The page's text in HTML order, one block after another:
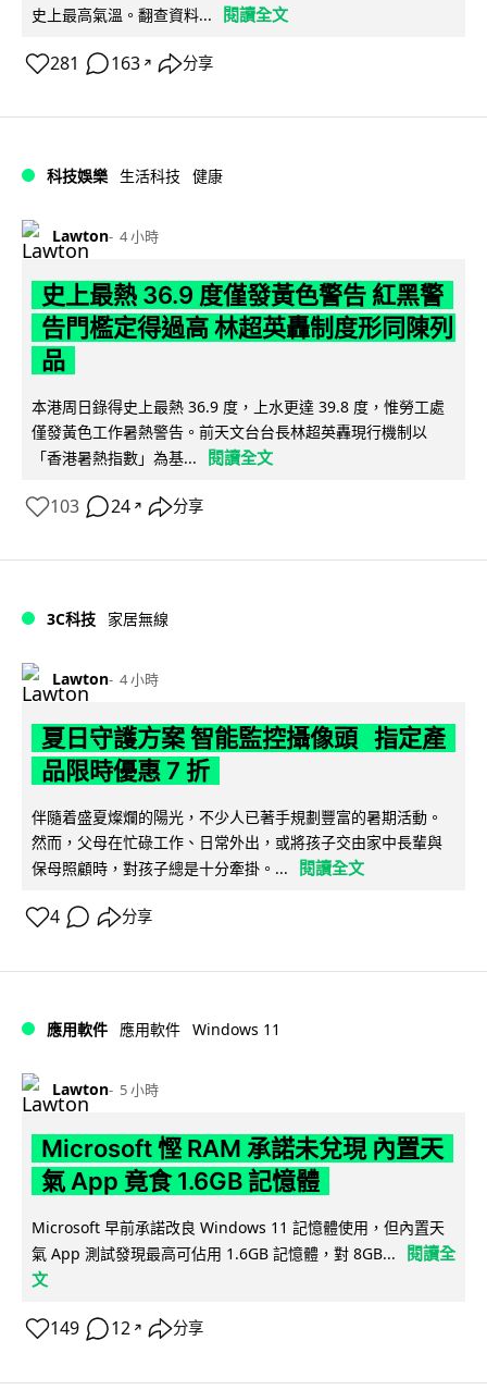
史上最高氣溫。翻查資料...
閱讀全文
281 163 ↗ 分享
科技娛樂 生活科技 健康
Lawton 4 小時
史上最熱 36.9 度僅發黃色警告 紅黑警
告門檻定得過高 林超英轟制度形同陳列
品
本港周日錄得史上最熱 36.9 度，上水更達 39.8 度，惟勞工處
僅發黃色工作暑熱警告。前天文台台長林超英轟現行機制以
「香港暑熱指數」為基...
閱讀全文
103 24 ↗ 分享
3C科技 家居無線
Lawton 4 小時
夏日守護方案 智能監控攝像頭 指定產
品限時優惠 7 折
伴隨着盛夏燦爛的陽光，不少人已著手規劃豐富的暑期活動。
然而，父母在忙碌工作、日常外出，或將孩子交由家中長輩與
保母照顧時，對孩子總是十分牽掛。...
閱讀全文
4 分享
應用軟件 應用軟件 Windows 11
Lawton 5 小時
Microsoft 慳 RAM 承諾未兌現 內置天
氣 App 竟食 1.6GB 記憶體
Microsoft 早前承諾改良 Windows 11 記憶體使用，但內置天
氣 App 測試發現最高可佔用 1.6GB 記憶體，對 8GB...
閱讀全
文
149 12 ↗ 分享